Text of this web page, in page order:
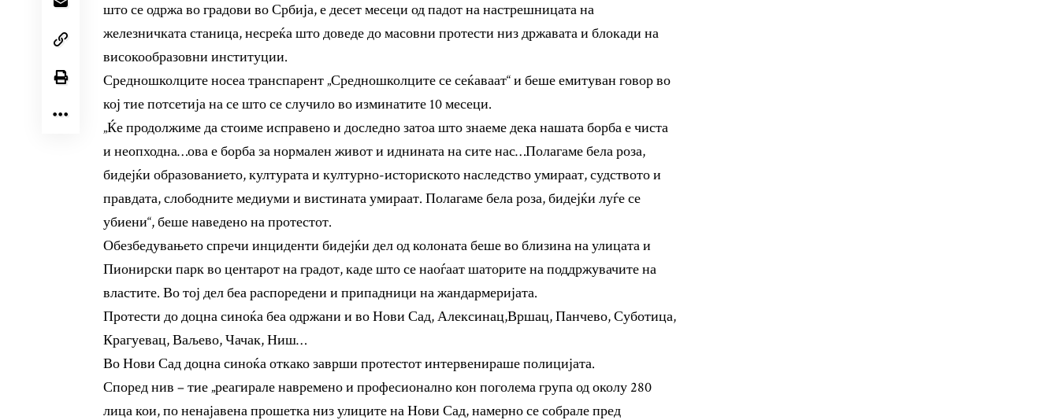
што се одржа во градови во Србија, е десет месеци од падот на настрешницата на
железничката станица, несреќа што доведе до масовни протести низ државата и блокади на
високообразовни институции.
Средношколците носеа транспарент „Средношколците се сеќаваат“ и беше емитуван говор во
кој тие потсетија на се што се случило во изминатите 10 месеци.
„Ќе продолжиме да стоиме исправено и доследно затоа што знаеме дека нашата борба е чиста
и неопходна…ова е борба за нормален живот и иднината на сите нас…Полагаме бела роза,
бидејќи образованието, културата и културно-историското наследство умираат, судството и
правдата, слободните медиуми и вистината умираат. Полагаме бела роза, бидејќи луѓе се
убиени“, беше наведено на протестот.
Обезбедувањето спречи инциденти бидејќи дел од колоната беше во близина на улицата и
Пионирски парк во центарот на градот, каде што се наоѓаат шаторите на поддржувачите на
властите. Во тој дел беа распоредени и припадници на жандармеријата.
Протести до доцна синоќа беа одржани и во Нови Сад, Алексинац,Вршац, Панчево, Суботица,
Крагуевац, Ваљево, Чачак, Ниш…
Во Нови Сад доцна синоќа откако заврши протестот интервенираше полицијата.
Според нив – тие „реагирале навремено и професионално кон поголема група од околу 280
лица кои, по ненајавена прошетка низ улиците на Нови Сад, намерно се собрале пред